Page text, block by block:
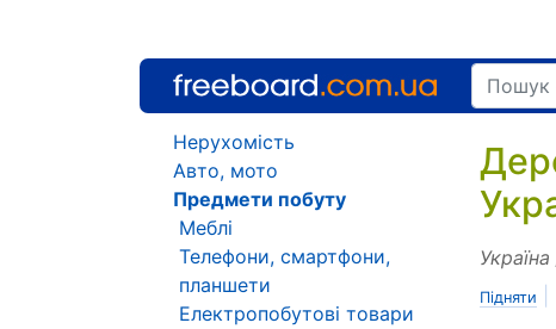
Підняти
Нерухомість
Авто, мото
Предмети побуту
Меблі
Телефони, смартфони,
планшети
Електропобутові товари